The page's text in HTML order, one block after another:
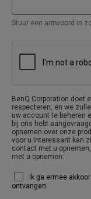
Stuur een antwoord in
BenQ Corporation doet
respecteren, en we
uw account te beheren
bij ons hebt
opnemen over onze
voor u interessant kan
contact met u
met u opnemen:
Ik ga ermee
ontvangen